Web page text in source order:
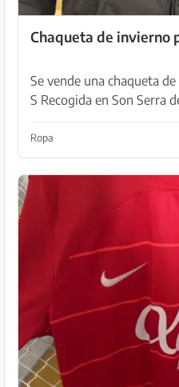
Chaqueta de invierno
Se vende una chaqueta
S Recogida en Son Serra
Ropa